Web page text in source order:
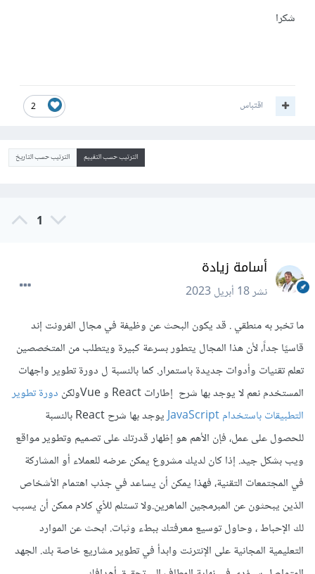
شكرا
2 اقتباس
الترتيب حسب التقييم الترتيب حسب التاريخ
1
أسامة زيادة
نشر18 أبريل 2023
ما تخبر به منطقي . قد يكون البحث عن وظيفة في مجال الفرونت إند
قاسيًا جداً، لأن هذا المجال يتطور بسرعة كبيرة ويتطلب من المتخصصين
تعلم تقنيات وأدوات جديدة باستمرار. كما بالنسبة ل دورة تطوير واجهات
المستخدم نعم لا يوجد بها شرح إطارات React و Vueولكن
دورة تطوير
التطبيقات باستخدام JavaScript
يوجد بها شرح React بالنسبة
للحصول على عمل، فإن الأهم هو إظهار قدرتك على تصميم وتطوير مواقع
ويب بشكل جيد. إذا كان لديك مشروع يمكن عرضه للعملاء أو المشاركة
في المجتمعات التقنية، فهذا يمكن أن يساعد في جذب اهتمام الأشخاص
الذين يبحثون عن المبرمجين الماهرين.ولا تستلم للأي كلام ممكن أن يسبب
لك الإحباط ، وحاول توسيع معرفتك ببطء وثبات. ابحث عن الموارد
التعليمية المجانية على الإنترنت وابدأ في تطوير مشاريع خاصة بك. الجهد